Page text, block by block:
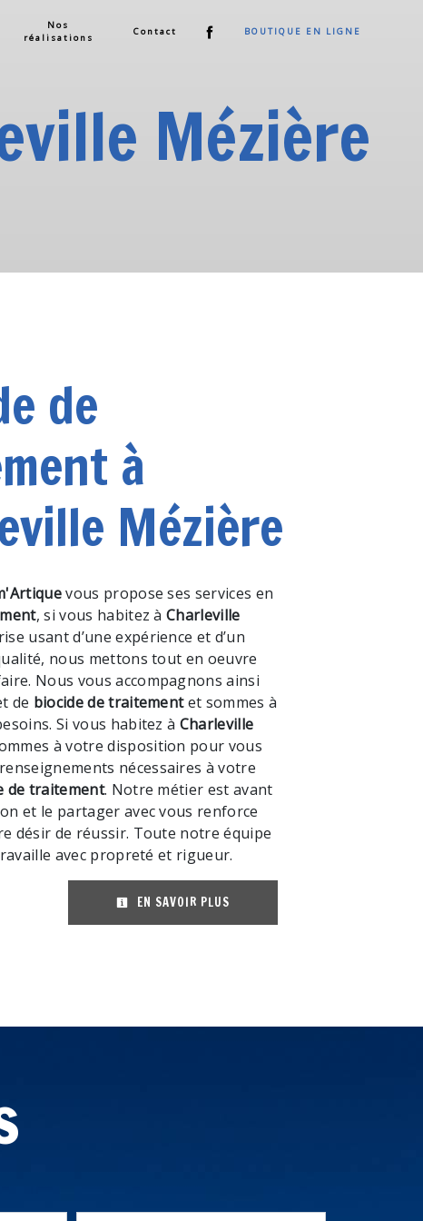
Nos
réalisations
Contact BOUTIQUE EN LIGNE
Mézière
de
à
Mézière
vous propose ses services en
, si vous habitez àCharleville
usant d’une expérience et d’un
nous mettons tout en oeuvre
Nous vous accompagnons ainsi
de biocide de traitementet sommes à
Si vous habitez à Charleville
à votre disposition pour vous
nécessaires à votre
de traitement. Notre métier est avant
et le partager avec vous renforce
désir de réussir. Toute notre équipe
avec propreté et rigueur.
EN SAVOIR PLUS